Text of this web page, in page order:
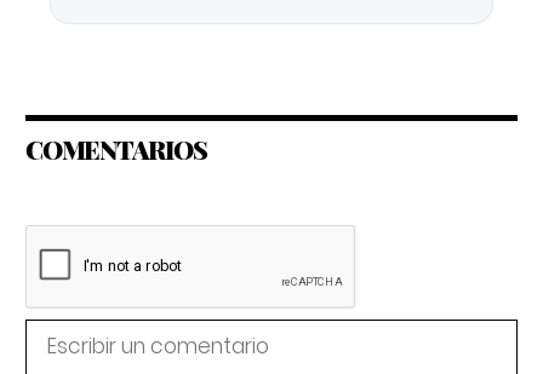
COMENTARIOS